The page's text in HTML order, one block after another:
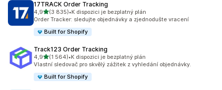
17TRACK Order Tracking
4,9z 5 hvězd
(3 835)
Celkový počet recenzí: 3835
•K dispozici je bezplatný plán
Order Tracker: sledujte objednávky a zjednodušte vracení
Built for Shopify
Track123 Order Tracking
4,9z 5 hvězd
(1 564)
Celkový počet recenzí: 1564
•K dispozici je bezplatný plán
Vlastní sledovač pro skvělý zážitek z vyhledání objednávky.
Built for Shopify